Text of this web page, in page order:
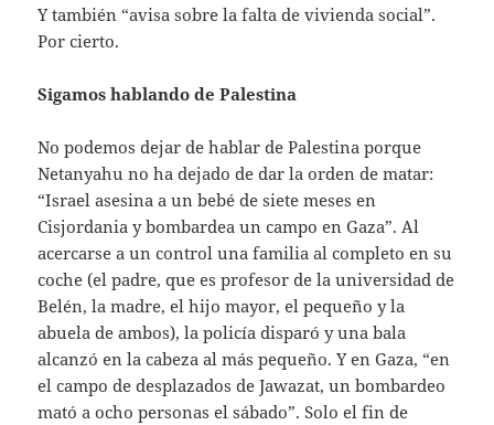
Y también “avisa sobre la falta de vivienda social”.
Por cierto.
Sigamos hablando de Palestina
No podemos dejar de hablar de Palestina porque
Netanyahu no ha dejado de dar la orden de matar:
“Israel asesina a un bebé de siete meses en
Cisjordania y bombardea un campo en Gaza”. Al
acercarse a un control una familia al completo en su
coche (el padre, que es profesor de la universidad de
Belén, la madre, el hijo mayor, el pequeño y la
abuela de ambos), la policía disparó y una bala
alcanzó en la cabeza al más pequeño. Y en Gaza, “en
el campo de desplazados de Jawazat, un bombardeo
mató a ocho personas el sábado”. Solo el fin de